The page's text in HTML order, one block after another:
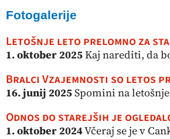
Fotogalerije
Letošnje leto prelomno za
1. oktober 2025Kaj narediti, da
Bralci Vzajemnosti so letos
16. junij 2025Spomini na letošnje
Odnos do starejših je
1. oktober 2024Včeraj se je v